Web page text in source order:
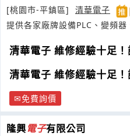
[桃園市-平鎮區]
清華電子
提供各家廠牌設備PLC、變頻
清華電子 維修經驗十足
清華電子 維修經驗十足
免費詢價
隆興電子有限公司